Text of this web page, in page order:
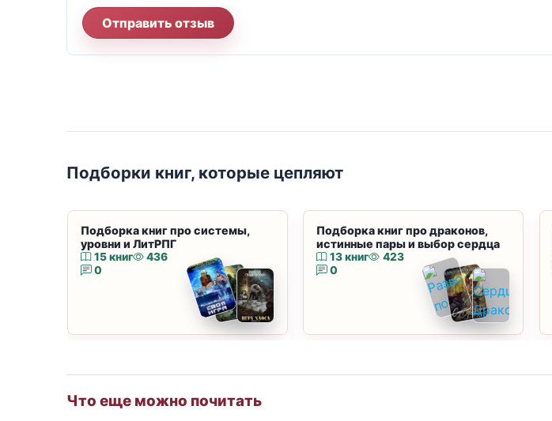
Отправить отзыв
Подборки книг, которые цепляют
Подборка книг про системы,
уровни и ЛитРПГ
15 книг
436
0
Подборка книг про драконов,
истинные пары и выбор сердца
13 книг
423
0
Что еще можно почитать